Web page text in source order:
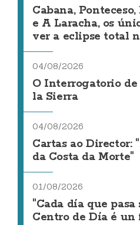
Cabana,
e A Laracha, os
ver a eclipse total
04/08/2026
O Interrogatorio de
la Sierra
04/08/2026
Cartas ao Director:
da Costa da Morte"
01/08/2026
"Cada día que
Centro de Día é un